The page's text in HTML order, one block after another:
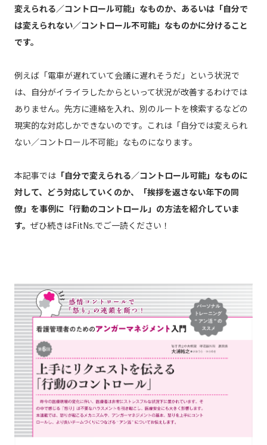
変えられる／コントロール可能」なものか、あるいは「自分で
は変えられない／コントロール不可能」なものかに分けること
です。
例えば「電車が遅れていて会議に遅れそうだ」という状況で
は、自分がイライラしたからといって状況が改善するわけでは
ありません。先方に連絡を入れ、別のルートを検索するなどの
現実的な対応しかできないのです。これは「自分では変えられ
ない／コントロール不可能」なものになります。
本記事では「自分で変えられる／コントロール可能」なものに
対して、どう対応していくのか、「挨拶を返さない年下の同
僚」を事例に「行動のコントロール」の方法を紹介していま
す。 ぜひ続きはFitNs.でご一読ください！